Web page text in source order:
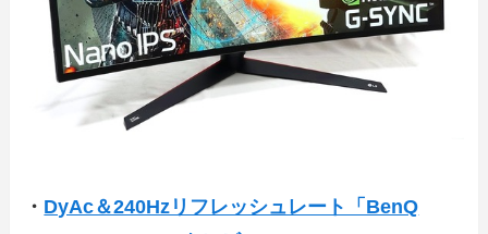
・ DyAc＆240Hzリフレッシュレート「BenQ